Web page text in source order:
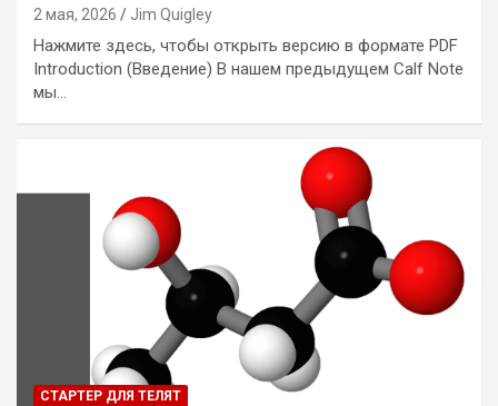
2 мая, 2026 Jim Quigley
Нажмите здесь, чтобы открыть версию в формате PDF
Introduction (Введение) В нашем предыдущем Calf Note
мы…
СТАРТЕР ДЛЯ ТЕЛЯТ